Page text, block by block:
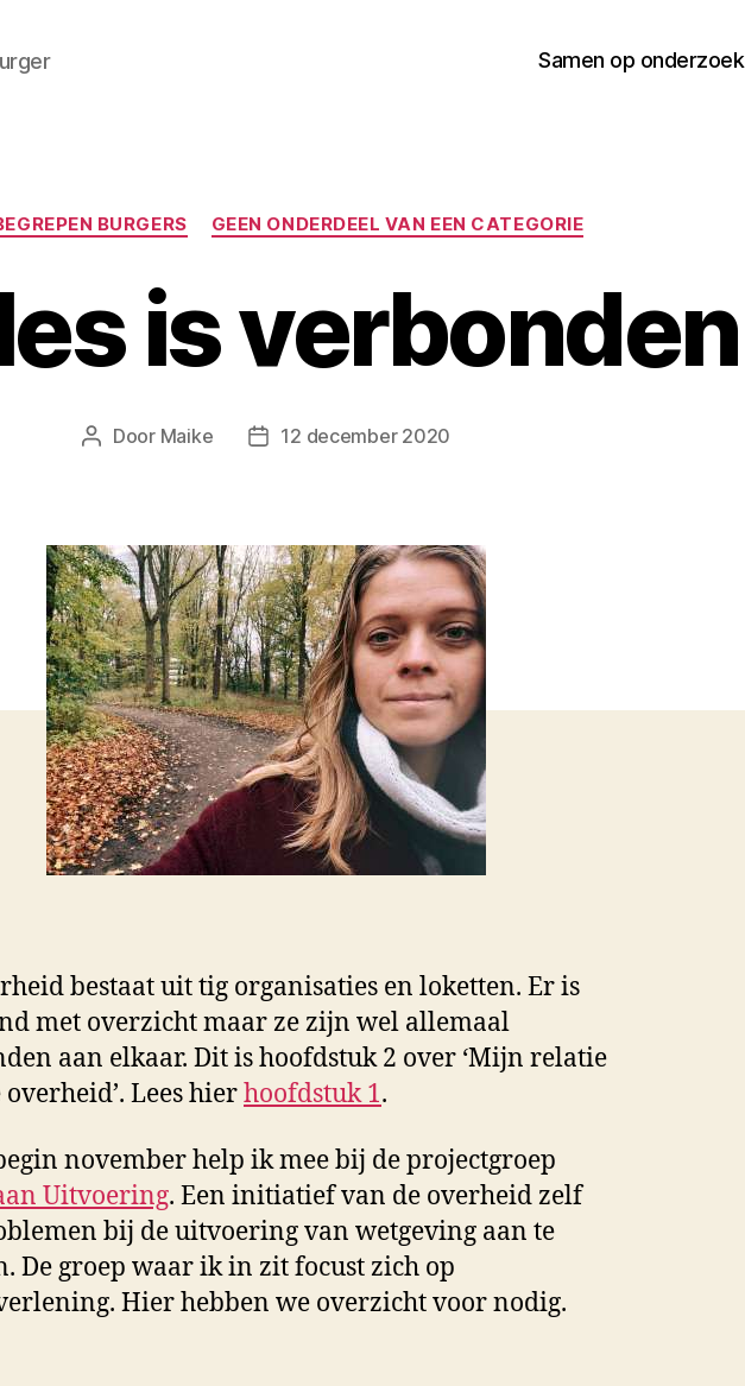
Samen op onderzoek
Categorieën
BURGERS GEEN ONDERDEEL VAN EEN CATEGORIE
is verbonden
Berichtauteur
Door Maike Berichtdatum
12 december 2020
bestaat uit tig organisaties en loketten. Er is
met overzicht maar ze zijn wel allemaal
aan elkaar. Dit is hoofdstuk 2 over ‘Mijn relatie
Lees hierhoofdstuk 1.
november help ik mee bij de projectgroep
Uitvoering. Een initiatief van de overheid zelf
bij de uitvoering van wetgeving aan te
De groep waar ik in zit focust zich op
Hier hebben we overzicht voor nodig.